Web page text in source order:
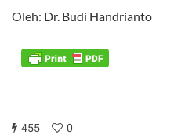
Oleh: Dr. Budi Handrianto
455 0